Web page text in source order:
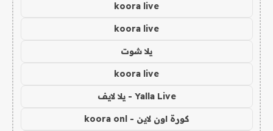
koora live
koora live
يلا شوت
koora live
Yalla Live - يلا لايف
كورة اون لاين - koora onl